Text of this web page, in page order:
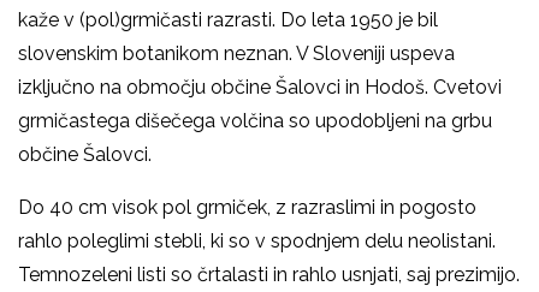
kaže v (pol)grmičasti razrasti. Do leta 1950 je bil
slovenskim botanikom neznan. V Sloveniji uspeva
izključno na območju občine Šalovci in Hodoš. Cvetovi
grmičastega dišečega volčina so upodobljeni na grbu
občine Šalovci.
Do 40 cm visok pol grmiček, z razraslimi in pogosto
rahlo poleglimi stebli, ki so v spodnjem delu neolistani.
Temnozeleni listi so črtalasti in rahlo usnjati, saj prezimijo.